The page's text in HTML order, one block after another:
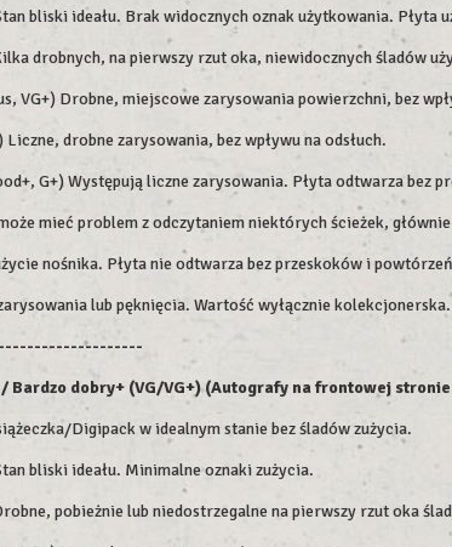
bliski ideału. Brak widocznych oznak użytkowania. Płyta
drobnych, na pierwszy rzut oka, niewidocznych śladów
VG+) Drobne, miejscowe zarysowania powierzchni, bez
drobne zarysowania, bez wpływu na odsłuch.
G+) Występują liczne zarysowania. Płyta odtwarza bez
mieć problem z odczytaniem niektórych ścieżek,
nośnika. Płyta nie odtwarza bez przeskoków i
lub pęknięcia. Wartość wyłącznie kolekcjonerska.
Bardzo dobry+ (VG/VG+) (Autografy na frontowej
Digipack w idealnym stanie bez śladów zużycia.
bliski ideału. Minimalne oznaki zużycia.
pobieżnie lub niedostrzegalne na pierwszy rzut oka